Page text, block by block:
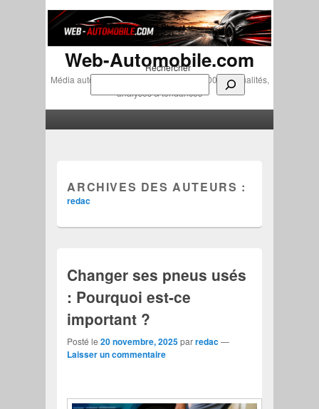
Rechercher
Web-Automobile.com
Média automobile indépendant depuis 2007 • Actualités,
analyses & tendances
ARCHIVES DES AUTEURS :
redac
Changer ses pneus usés
: Pourquoi est-ce
important ?
Posté le20 novembre, 2025parredac—
Laisser un commentaire